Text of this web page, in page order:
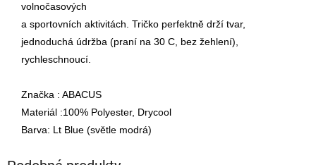
volnočasových
a sportovních aktivitách. Tričko perfektně drží tvar,
jednoduchá údržba (praní na 30 C, bez žehlení),
rychleschnoucí.
Značka : ABACUS
Materiál :100% Polyester, Drycool
Barva: Lt Blue (světle modrá)